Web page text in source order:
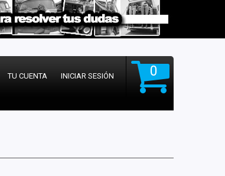
0
TU CUENTA INICIAR SESIÓN